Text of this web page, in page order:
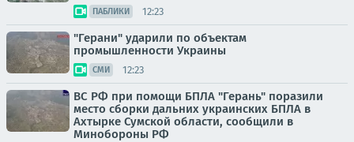
ПАБЛИКИ 12:23
"Герани" ударили по объектам
промышленности Украины
СМИ 12:23
ВС РФ при помощи БПЛА "Герань" поразили
место сборки дальних украинских БПЛА в
Ахтырке Сумской области, сообщили в
Минобороны РФ